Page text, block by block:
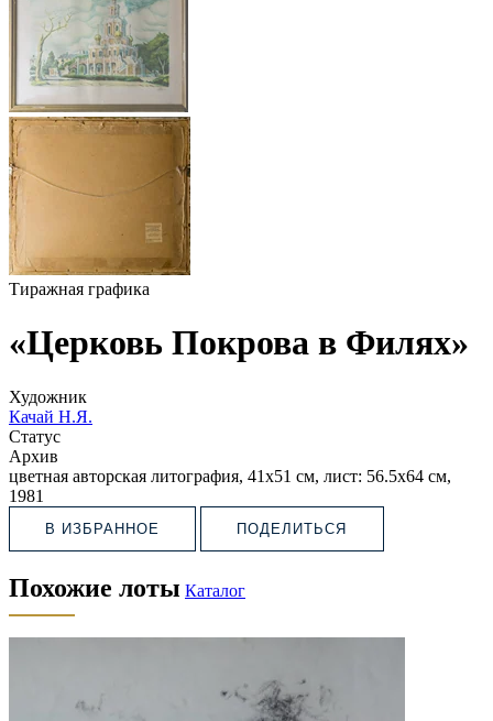
Тиражная графика
«Церковь Покрова в Филях»
Художник
Качай Н.Я.
Статус
Архив
цветная авторская литография, 41х51 см, лист: 56.5х64 см,
1981
В ИЗБРАННОЕ ПОДЕЛИТЬСЯ
Похожие лоты Каталог